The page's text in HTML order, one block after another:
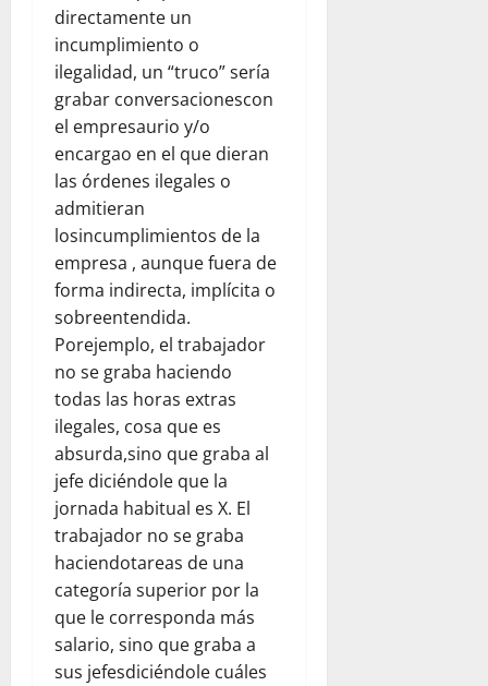
directamente un
incumplimiento o
ilegalidad, un “truco” sería
grabar conversacionescon
el empresaurio y/o
encargao en el que dieran
las órdenes ilegales o
admitieran
losincumplimientos de la
empresa , aunque fuera de
forma indirecta, implícita o
sobreentendida.
Porejemplo, el trabajador
no se graba haciendo
todas las horas extras
ilegales, cosa que es
absurda,sino que graba al
jefe diciéndole que la
jornada habitual es X. El
trabajador no se graba
haciendotareas de una
categoría superior por la
que le corresponda más
salario, sino que graba a
sus jefesdiciéndole cuáles